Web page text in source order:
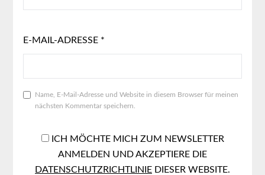
E-MAIL-ADRESSE *
Name, E-Mail-Adresse und Website in diesem Browser für meinen
nächsten Kommentar speichern.
ICH MÖCHTE MICH ZUM NEWSLETTER
ANMELDEN UND AKZEPTIERE DIE
DATENSCHUTZRICHTLINIE DIESER WEBSITE.